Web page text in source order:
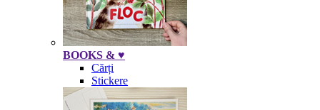
BOOKS & ♥
Cărți
Stickere